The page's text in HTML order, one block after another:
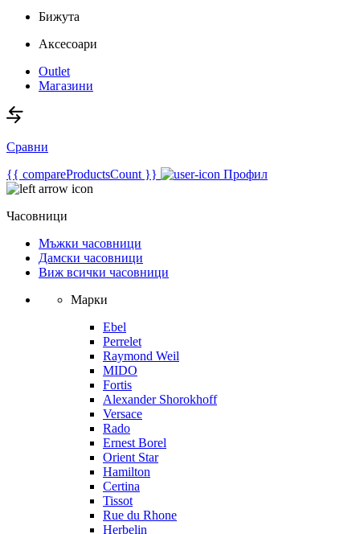
Бижута
Аксесоари
Outlet
Магазини
Сравни
{{ compareProductsCount }}
Профил
Часовници
Мъжки часовници
Дамски часовници
Виж всички часовници
Марки
Ebel
Perrelet
Raymond Weil
MIDO
Fortis
Alexander Shorokhoff
Versace
Rado
Ernest Borel
Orient Star
Hamilton
Certina
Tissot
Rue du Rhone
Herbelin